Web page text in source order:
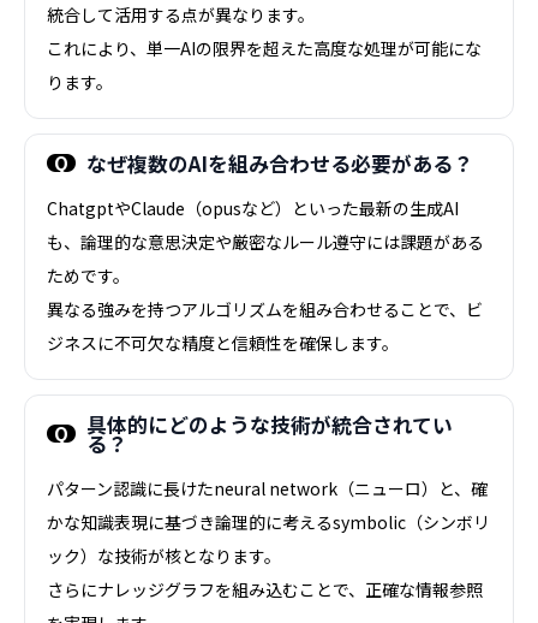
統合して活用する点が異なります。
これにより、単一AIの限界を超えた高度な処理が可能にな
ります。
なぜ複数のAIを組み合わせる必要がある？
ChatgptやClaude（opusなど）といった最新の生成AI
も、論理的な意思決定や厳密なルール遵守には課題がある
ためです。
異なる強みを持つアルゴリズムを組み合わせることで、ビ
ジネスに不可欠な精度と信頼性を確保します。
具体的にどのような技術が統合されてい
る？
パターン認識に長けたneural network（ニューロ）と、確
かな知識表現に基づき論理的に考えるsymbolic（シンボリ
ック）な技術が核となります。
さらにナレッジグラフを組み込むことで、正確な情報参照